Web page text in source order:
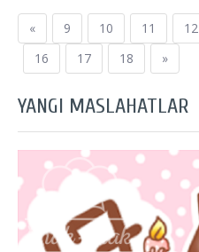
« 9 10 11 12
16
17 18 »
YANGI MASLAHATLAR